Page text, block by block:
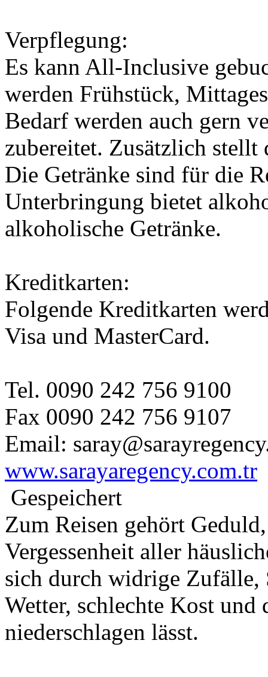
Verpflegung:
Es kann All-Inclusive
werden Frühstück,
Bedarf werden auch gern
zubereitet. Zusätzlich stellt
Die Getränke sind für die
Unterbringung bietet
alkoholische Getränke.
Kreditkarten:
Folgende Kreditkarten
Visa und MasterCard.
Tel. 0090 242 756 9100
Fax 0090 242 756 9107
Email:
www.sarayaregency.com.tr
Gespeichert
Zum Reisen gehört
Vergessenheit aller
sich durch widrige Zufälle,
Wetter, schlechte Kost und
niederschlagen lässt.